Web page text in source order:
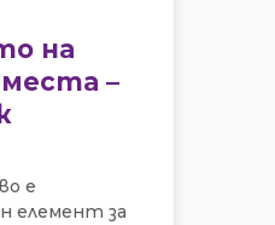
на
–
е
елемент за